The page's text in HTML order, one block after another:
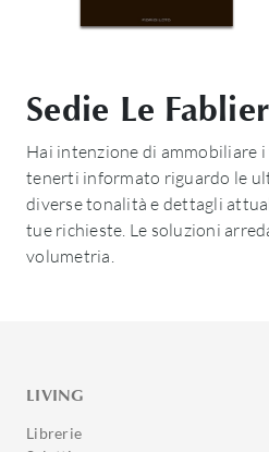
Sedie Le Fablier
Hai intenzione di ammobiliare
tenerti informato riguardo le
diverse tonalità e dettagli
tue richieste. Le soluzioni
volumetria.
LIVING
Librerie